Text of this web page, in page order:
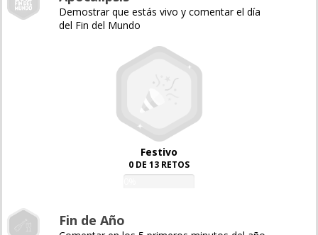
Demostrar que estás vivo y comentar el día
del Fin del Mundo
Festivo
0 DE 13 RETOS
Fin de Año